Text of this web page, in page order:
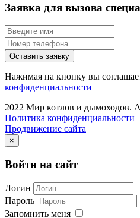
Заявка для вызова
Оставить заявку
Нажимая на кнопку вы
конфиденциальности
2022 Мир котлов и дымоходов.
Политика конфиденциальности
Продвижение сайта
×
Войти на сайт
Логин
Пароль
Запомнить меня